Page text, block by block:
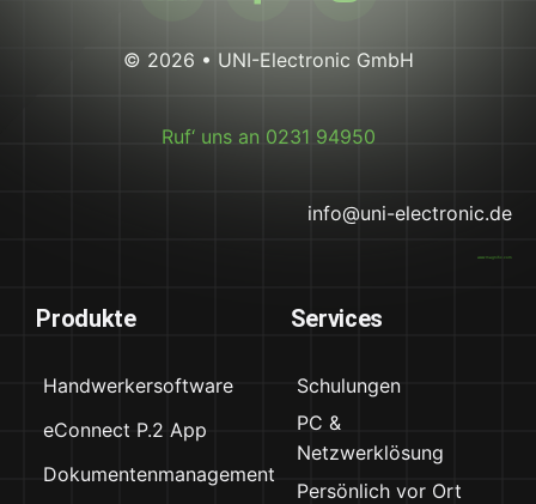
Produkte
Handwerkersoftware
eConnect P.2 App
Dokumentenmanagement
Services
Schulungen
PC &
Netzwerklösung
Persönlich vor Ort
© 2026 • UNI-Electronic GmbH
Ruf‘ uns an 0231 94950
info@uni-electronic.de
www.magnific.com